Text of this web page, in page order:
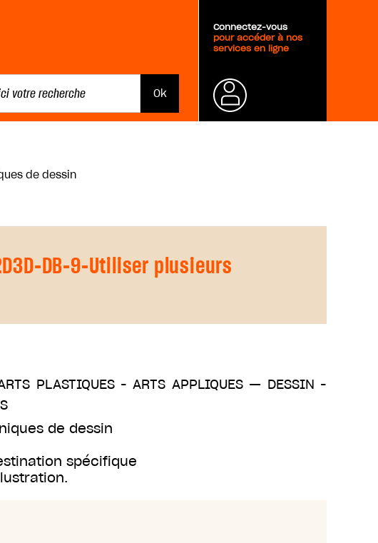
Connectez-vous
pour accéder à nos
services en ligne
de dessin
DB-9-Utiliser plusieurs
PLASTIQUES - ARTS APPLIQUES— DESSIN -
de dessin
spécifique